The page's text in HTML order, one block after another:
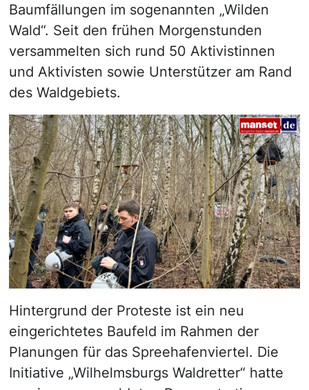
Baumfällungen im sogenannten „Wilden
Wald“. Seit den frühen Morgenstunden
versammelten sich rund 50 Aktivistinnen
und Aktivisten sowie Unterstützer am Rand
des Waldgebiets.
Hintergrund der Proteste ist ein neu
eingerichtetes Baufeld im Rahmen der
Planungen für das Spreehafenviertel. Die
Initiative „Wilhelmsburgs Waldretter“ hatte